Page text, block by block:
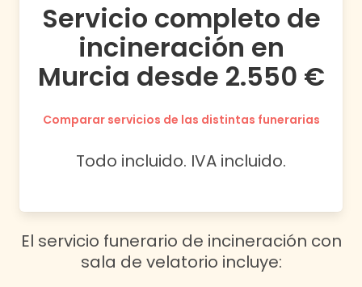
Servicio completo de
incineración en
Murcia desde 2.550 €
Comparar servicios de las distintas funerarias
Todo incluido. IVA incluido.
El servicio funerario de incineración con
sala de velatorio incluye: